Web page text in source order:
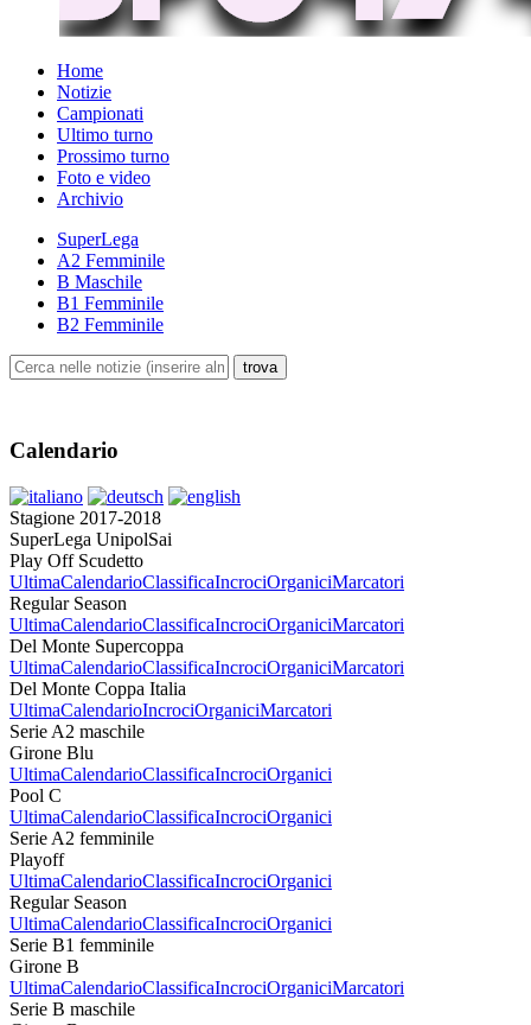
Home
Notizie
Campionati
Ultimo turno
Prossimo turno
Foto e video
Archivio
SuperLega
A2 Femminile
B Maschile
B1 Femminile
B2 Femminile
Calendario
Stagione 2017-2018
SuperLega UnipolSai
Play Off Scudetto
UltimaCalendarioClassificaIncrociOrganiciMarcatori
Regular Season
UltimaCalendarioClassificaIncrociOrganiciMarcatori
Del Monte Supercoppa
UltimaCalendarioClassificaIncrociOrganiciMarcatori
Del Monte Coppa Italia
UltimaCalendarioIncrociOrganiciMarcatori
Serie A2 maschile
Girone Blu
UltimaCalendarioClassificaIncrociOrganici
Pool C
UltimaCalendarioClassificaIncrociOrganici
Serie A2 femminile
Playoff
UltimaCalendarioClassificaIncrociOrganici
Regular Season
UltimaCalendarioClassificaIncrociOrganici
Serie B1 femminile
Girone B
UltimaCalendarioClassificaIncrociOrganiciMarcatori
Serie B maschile